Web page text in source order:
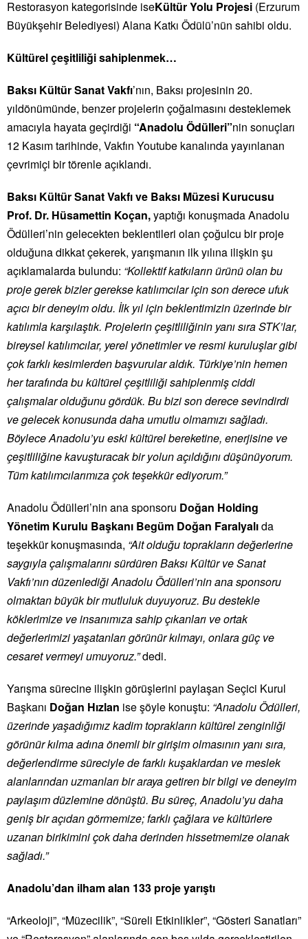
Restorasyon kategorisinde iseKültür Yolu Projesi (Erzurum
Büyükşehir Belediyesi) Alana Katkı Ödülü’nün sahibi oldu.
Kültürel çeşitliliği sahiplenmek…
Baksı Kültür Sanat Vakfı’nın, Baksı projesinin 20.
yıldönümünde, benzer projelerin çoğalmasını desteklemek
amacıyla hayata geçirdiği “Anadolu Ödülleri”nin sonuçları
12 Kasım tarihinde, Vakfın Youtube kanalında yayınlanan
çevrimiçi bir törenle açıklandı.
Baksı Kültür Sanat Vakfı ve Baksı Müzesi Kurucusu
Prof. Dr. Hüsamettin Koçan,yaptığı konuşmadaAnadolu
Ödülleri’nin gelecekten beklentileri olan çoğulcu bir proje
olduğuna dikkat çekerek, yarışmanın ilk yılına ilişkin şu
açıklamalarda bulundu: “Kollektif katkıların ürünü olan bu
proje gerek bizler gerekse katılımcılar için son derece ufuk
açıcı bir deneyim oldu. İlk yıl için beklentimizin üzerinde bir
katılımla karşılaştık. Projelerin çeşitliliğinin yanı sıra STK’lar,
bireysel katılımcılar, yerel yönetimler ve resmi kuruluşlar gibi
çok farklı kesimlerden başvurular aldık. Türkiye’nin hemen
her tarafında bu kültürel çeşitliliği sahiplenmiş ciddi
çalışmalar olduğunu gördük. Bu bizi son derece sevindirdi
ve gelecek konusunda daha umutlu olmamızı sağladı.
Böylece Anadolu’yu eski kültürel bereketine, enerjisine ve
çeşitliliğine kavuşturacak bir yolun açıldığını düşünüyorum.
Tüm katılımcılarımıza çok teşekkür ediyorum.”
Anadolu Ödülleri’nin ana sponsoru Doğan Holding
Yönetim Kurulu Başkanı Begüm Doğan Faralyalıda
teşekkür konuşmasında, “Ait olduğu toprakların değerlerine
saygıyla çalışmalarını sürdüren Baksı Kültür ve Sanat
Vakfı’nın düzenlediğiAnadoluÖdülleri’nin ana sponsoru
olmaktan büyük bir mutluluk duyuyoruz. Bu destekle
köklerimize ve insanımıza sahip çıkanları ve ortak
değerlerimizi yaşatanları görünür kılmayı, onlara güç ve
cesaret vermeyi umuyoruz.”dedi.
Yarışma sürecine ilişkin görüşlerini paylaşan Seçici Kurul
Başkanı Doğan Hızlan ise şöyle konuştu: “AnadoluÖdülleri,
üzerinde yaşadığımız kadim toprakların kültürel zenginliği
görünür kılma adına önemli bir girişim olmasının yanı sıra,
değerlendirme süreciyle de farklı kuşaklardan ve meslek
alanlarından uzmanları bir araya getiren bir bilgi ve deneyim
paylaşım düzlemine dönüştü. Bu süreç,Anadolu’yu daha
geniş bir açıdan görmemize; farklı çağlara ve kültürlere
uzanan birikimini çok daha derinden hissetmemize olanak
sağladı.”
Anadolu’dan ilham alan 133 proje yarıştı
“Arkeoloji”, “Müzecilik”, “Süreli Etkinlikler”, “Gösteri Sanatları”